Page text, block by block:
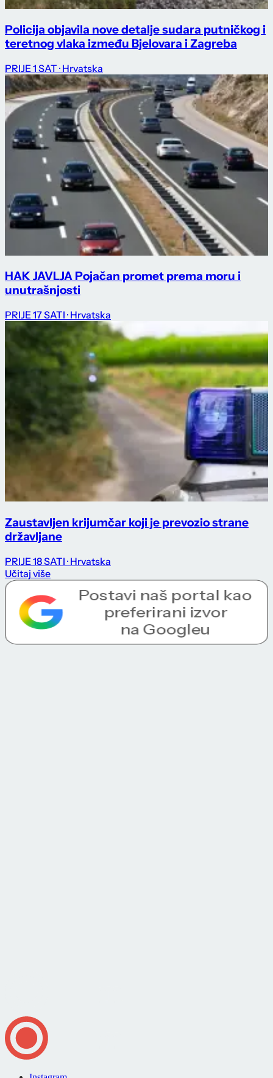
Policija objavila nove detalje sudara putničkog i
teretnog vlaka između Bjelovara i Zagreba
PRIJE 1 SAT · Hrvatska
HAK JAVLJA Pojačan promet prema moru i
unutrašnjosti
PRIJE 17 SATI · Hrvatska
Zaustavljen krijumčar koji je prevozio strane
državljane
PRIJE 18 SATI · Hrvatska
Učitaj više